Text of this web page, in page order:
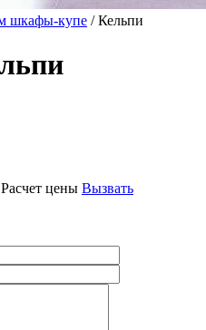
шкафы-купе / Кельпи
Расчет цены Вызвать